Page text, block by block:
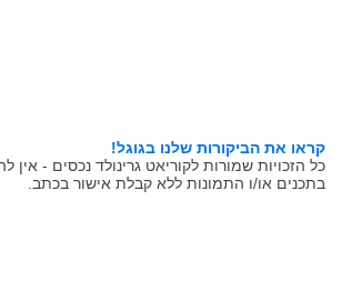
קראו את הביקורות שלנו בגוגל!
כל הזכויות שמורות לקוריאט גרינולד נכסים -
בתכנים או/ו התמונות ללא קבלת אישור בכתב.